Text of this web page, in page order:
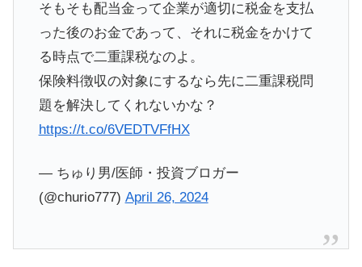
そもそも配当金って企業が適切に税金を支払
った後のお金であって、それに税金をかけて
る時点で二重課税なのよ。
保険料徴収の対象にするなら先に二重課税問
題を解決してくれないかな？
https://t.co/6VEDTVFfHX
— ちゅり男/医師・投資ブロガー
(@churio777) April 26, 2024